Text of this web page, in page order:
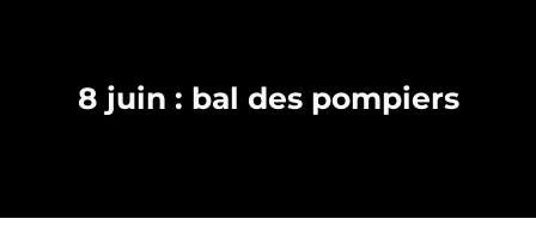
8 juin : bal des pompiers